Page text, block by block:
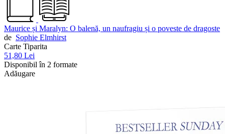
Maurice și Maralyn: O balenă, un naufragiu și o poveste de dragoste
de Sophie Elmhirst
Carte Tiparita
51,80 Lei
Disponibil în 2 formate
Adăugare